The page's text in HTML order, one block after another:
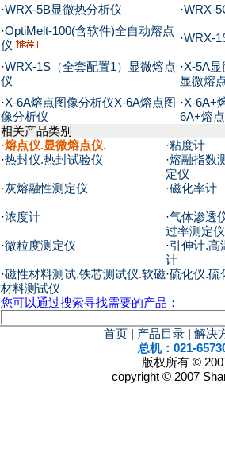
·WRX-5B显微热分析仪 ·WRX-
·OptiMelt-100(含软件)全自动熔点
仪
·WRX-
·WRX-1S（全套配置1）显微熔点
仪
·X-5A显
显微熔
·X-6A熔点图像分析仪X-6A熔点图
像分析仪
·X-6A+
6A+熔
相关产品类别
·熔点仪.显微熔点仪. ·粘度计
·热封仪.热封试验仪 ·熔融指数
定仪
·灰熔融性测定仪 ·磁化率计
·浓度计 ·气体渗透
过率测定仪
·微粒度测定仪 ·引伸计.高
计
·磁性材料测试.铁芯测试仪.软磁
材料测试仪
·硫化仪.硫
您可以通过搜索寻找需要的产品：
首页 产品目录
解决
总机：021-
版权所有 ©
copyright © 2007